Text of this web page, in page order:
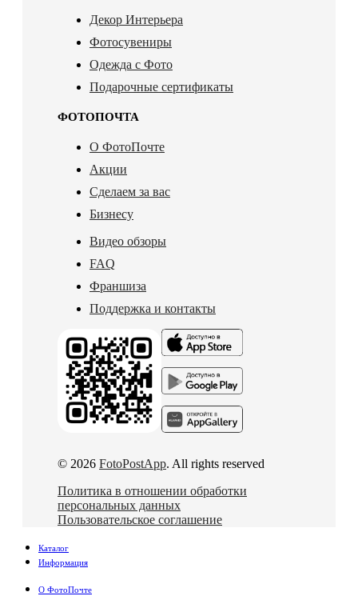
Декор Интерьера
Фотосувениры
Одежда с Фото
Подарочные сертификаты
ФОТОПОЧТА
О ФотоПочте
Акции
Сделаем за вас
Бизнесу
Видео обзоры
FAQ
Франшиза
Поддержка и контакты
© 2026 FotoPostApp. All rights reserved
Политика в отношении обработки
персональных данных
Пользовательское соглашение
Каталог
Информация
О ФотоПочте